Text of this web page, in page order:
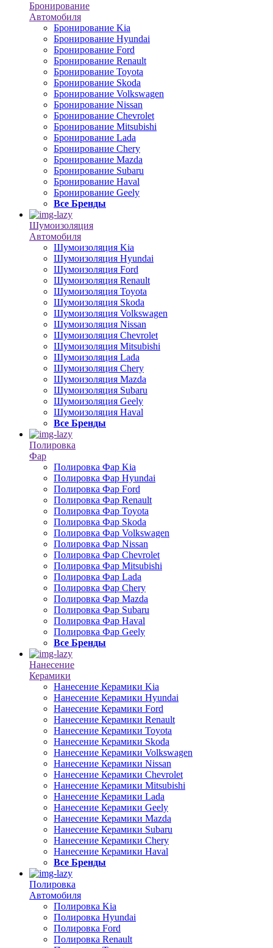
Бронирование
Автомобиля
Бронирование Kia
Бронирование Hyundai
Бронирование Ford
Бронирование Renault
Бронирование Toyota
Бронирование Skoda
Бронирование Volkswagen
Бронирование Nissan
Бронирование Chevrolet
Бронирование Mitsubishi
Бронирование Lada
Бронирование Chery
Бронирование Mazda
Бронирование Subaru
Бронирование Haval
Бронирование Geely
Все Бренды
Шумоизоляция
Автомобиля
Шумоизоляция Kia
Шумоизоляция Hyundai
Шумоизоляция Ford
Шумоизоляция Renault
Шумоизоляция Toyota
Шумоизоляция Skoda
Шумоизоляция Volkswagen
Шумоизоляция Nissan
Шумоизоляция Chevrolet
Шумоизоляция Mitsubishi
Шумоизоляция Lada
Шумоизоляция Chery
Шумоизоляция Mazda
Шумоизоляция Subaru
Шумоизоляция Geely
Шумоизоляция Haval
Все Бренды
Полировка
Фар
Полировка Фар Kia
Полировка Фар Hyundai
Полировка Фар Ford
Полировка Фар Renault
Полировка Фар Toyota
Полировка Фар Skoda
Полировка Фар Volkswagen
Полировка Фар Nissan
Полировка Фар Chevrolet
Полировка Фар Mitsubishi
Полировка Фар Lada
Полировка Фар Chery
Полировка Фар Mazda
Полировка Фар Subaru
Полировка Фар Haval
Полировка Фар Geely
Все Бренды
Нанесение
Керамики
Нанесение Керамики Kia
Нанесение Керамики Hyundai
Нанесение Керамики Ford
Нанесение Керамики Renault
Нанесение Керамики Toyota
Нанесение Керамики Skoda
Нанесение Керамики Volkswagen
Нанесение Керамики Nissan
Нанесение Керамики Chevrolet
Нанесение Керамики Mitsubishi
Нанесение Керамики Lada
Нанесение Керамики Geely
Нанесение Керамики Mazda
Нанесение Керамики Subaru
Нанесение Керамики Chery
Нанесение Керамики Haval
Все Бренды
Полировка
Автомобиля
Полировка Kia
Полировка Hyundai
Полировка Ford
Полировка Renault